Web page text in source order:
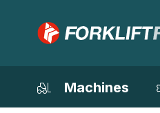
Machines